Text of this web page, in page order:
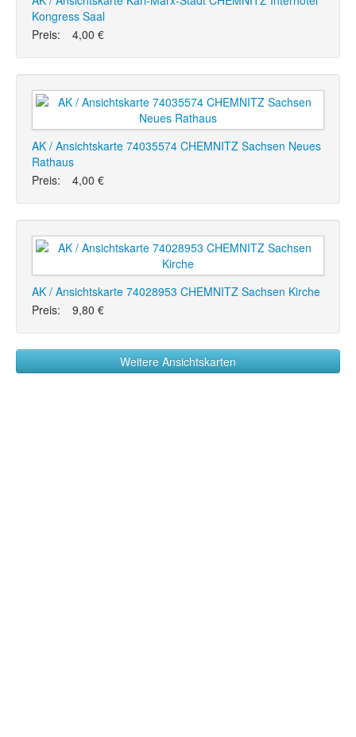
Kongress Saal
Preis:
4,00 €
AK / Ansichtskarte 74035574 CHEMNITZ Sachsen Neues
Rathaus
Preis:
4,00 €
AK / Ansichtskarte 74028953 CHEMNITZ Sachsen Kirche
Preis:
9,80 €
Weitere Ansichtskarten